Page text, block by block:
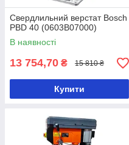
Свердлильний верстат Bosch
PBD 40 (0603B07000)
В наявності
13 754,70 ₴ 15 810 ₴
Купити